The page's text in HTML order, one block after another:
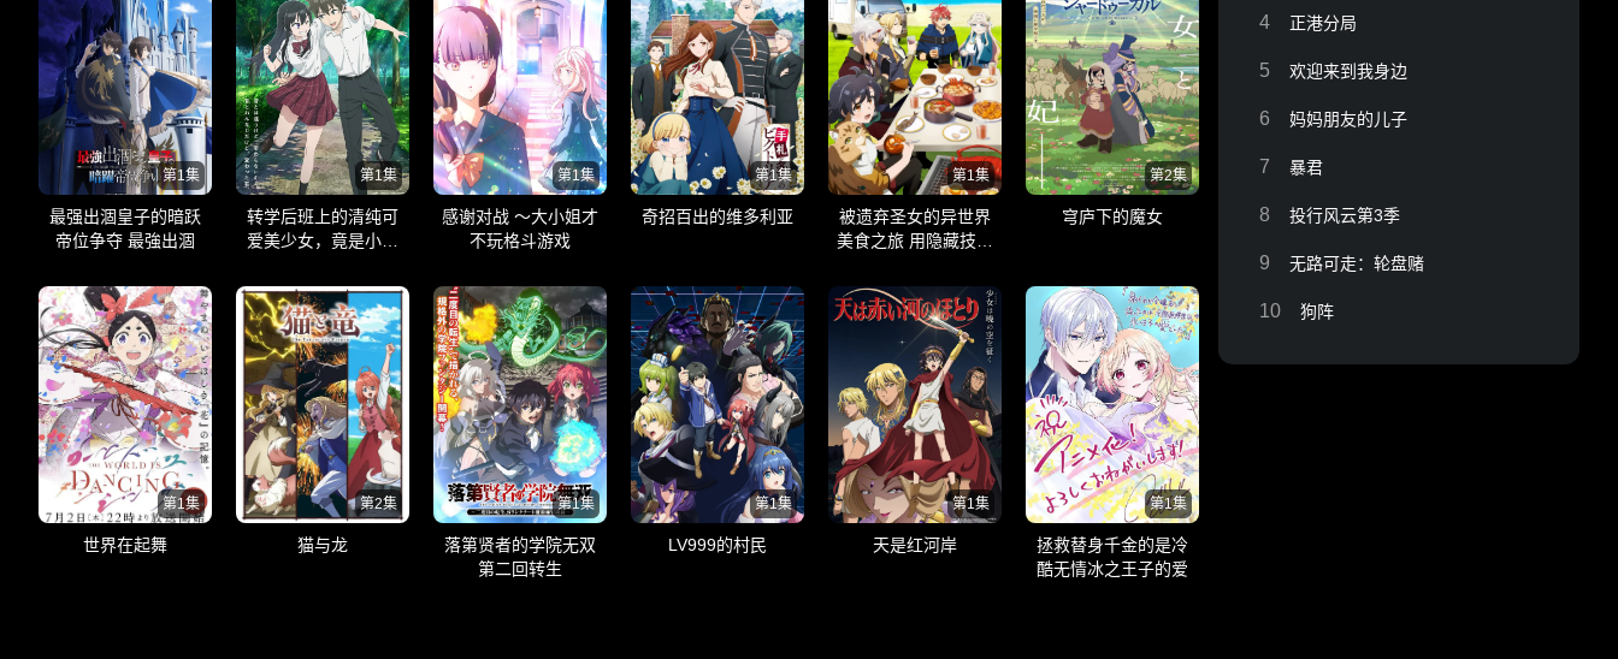
第1集
最强出涸皇子的暗跃
帝位争夺 最強出涸
第1集
转学后班上的清纯可
爱美少女，竟是小时
第1集
感谢对战 ～大小姐才
不玩格斗游戏
第1集
奇招百出的维多利亚
第1集
被遗弃圣女的异世界
美食之旅 用隐藏技能
第2集
穹庐下的魔女
第1集
世界在起舞
第2集
猫与龙
第1集
落第贤者的学院无双
第二回转生
第1集
LV999的村民
第1集
天是红河岸
第1集
拯救替身千金的是冷
酷无情冰之王子的爱
4 正港分局
5 欢迎来到我身边
6 妈妈朋友的儿子
7 暴君
8 投行风云第3季
9 无路可走：轮盘赌
10 狗阵